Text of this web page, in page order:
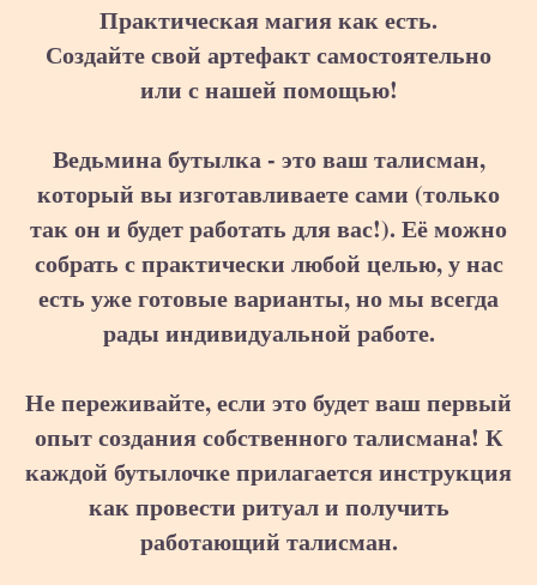
Практическая магия как есть.
Создайте свой артефакт самостоятельно
или с нашей помощью!
Ведьмина бутылка - это ваш талисман,
который вы изготавливаете сами (только
так он и будет работать для вас!). Её можно
собрать с практически любой целью, у нас
есть уже готовые варианты, но мы всегда
рады индивидуальной работе.
Не переживайте, если это будет ваш первый
опыт создания собственного талисмана! К
каждой бутылочке прилагается инструкция
как провести ритуал и получить
работающий талисман.